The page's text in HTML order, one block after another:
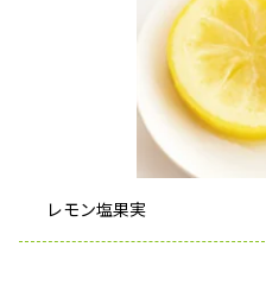
レモン塩果実